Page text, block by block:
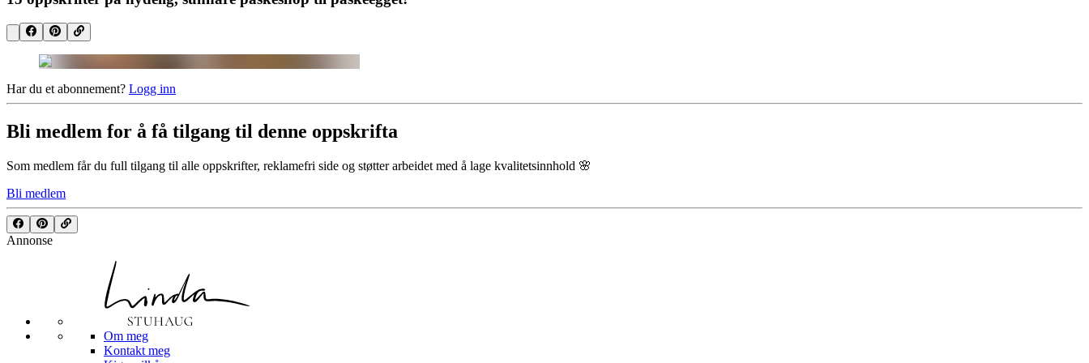
Har du et abonnement? Logg inn
Bli medlem for å få tilgang til denne oppskrifta
Som medlem får du full tilgang til alle oppskrifter, reklamefri side og støtter arbeidet med å lage kvalitetsinnhold 🌸
Bli medlem
Annonse
Om meg
Kontakt meg